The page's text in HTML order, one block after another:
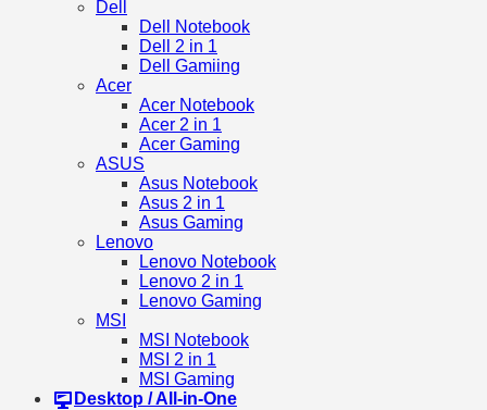
Dell
Dell Notebook
Dell 2 in 1
Dell Gamiing
Acer
Acer Notebook
Acer 2 in 1
Acer Gaming
ASUS
Asus Notebook
Asus 2 in 1
Asus Gaming
Lenovo
Lenovo Notebook
Lenovo 2 in 1
Lenovo Gaming
MSI
MSI Notebook
MSI 2 in 1
MSI Gaming
Desktop / All-in-One